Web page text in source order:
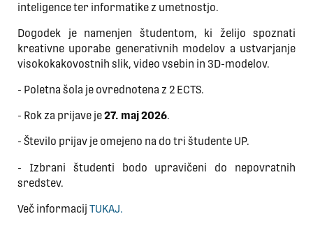
inteligence ter informatike z umetnostjo.
Dogodek je namenjen študentom, ki želijo spoznati
kreativne uporabe generativnih modelov a ustvarjanje
visokokakovostnih slik, video vsebin in 3D-modelov.
- Poletna šola je ovrednotena z 2 ECTS.
- Rok za prijave je27. maj 2026.
- Število prijav je omejeno na do tri študente UP.
- Izbrani študenti bodo upravičeni do nepovratnih
sredstev.
Več informacij TUKAJ.